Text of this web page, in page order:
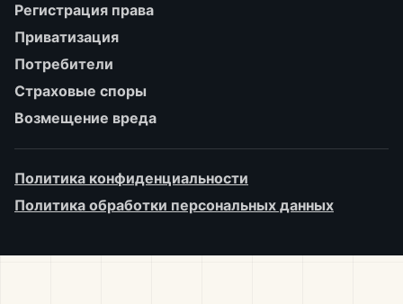
Регистрация права
Приватизация
Потребители
Страховые споры
Возмещение вреда
Политика конфиденциальности
Политика обработки персональных данных